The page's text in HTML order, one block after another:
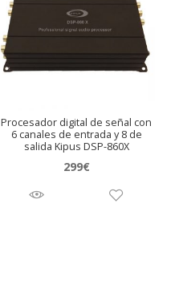
Procesador digital de señal con
6 canales de entrada y 8 de
salida Kipus DSP-860X
299€